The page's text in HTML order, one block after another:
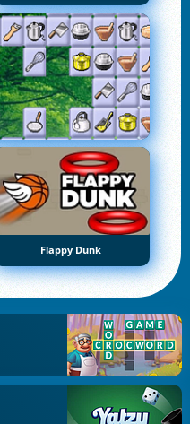
Flappy Dunk